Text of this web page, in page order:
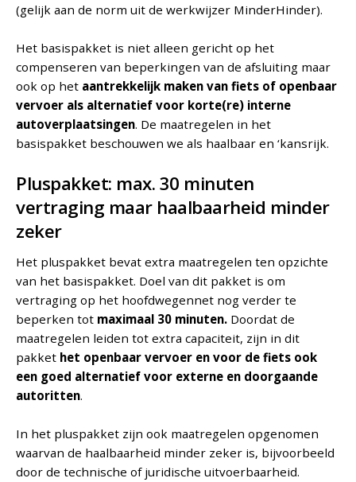
(gelijk aan de norm uit de werkwijzer MinderHinder).
Het basispakket is niet alleen gericht op het
compenseren van beperkingen van de afsluiting maar
ook op het aantrekkelijk maken van fiets of openbaar
vervoer als alternatief voor korte(re) interne
autoverplaatsingen. De maatregelen in het
basispakket beschouwen we als haalbaar en ‘kansrijk.
Pluspakket: max. 30 minuten
vertraging maar haalbaarheid minder
zeker
Het pluspakket bevat extra maatregelen ten opzichte
van het basispakket. Doel van dit pakket is om
vertraging op het hoofdwegennet nog verder te
beperken tot maximaal 30 minuten. Doordat de
maatregelen leiden tot extra capaciteit, zijn in dit
pakket het openbaar vervoer en voor de fiets ook
een goed alternatief voor externe en doorgaande
autoritten.
In het pluspakket zijn ook maatregelen opgenomen
waarvan de haalbaarheid minder zeker is, bijvoorbeeld
door de technische of juridische uitvoerbaarheid.